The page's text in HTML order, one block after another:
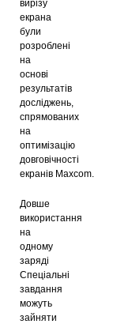
вирізу
екрана
були
розроблені
на
основі
результатів
досліджень,
спрямованих
на
оптимізацію
довговічності
екранів Maxcom.
Довше
використання
на
одному
заряді
Спеціальні
завдання
можуть
зайняти